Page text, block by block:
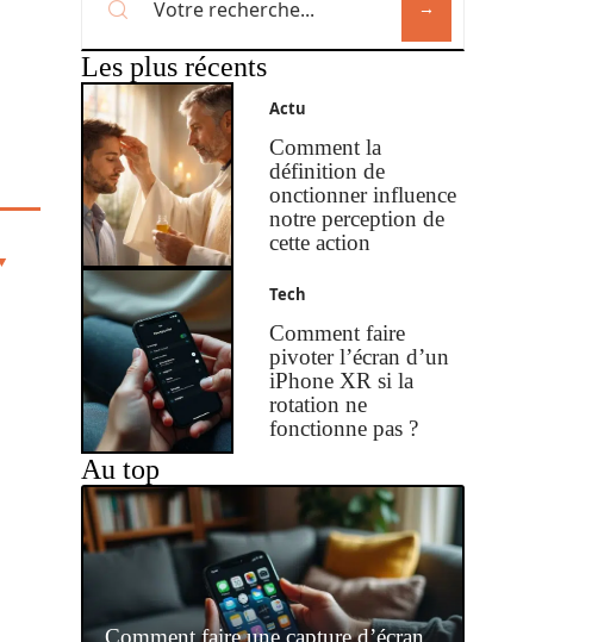
Les plus récents
Actu
Comment la
définition de
onctionner influence
notre perception de
cette action
Tech
Comment faire
pivoter l’écran d’un
iPhone XR si la
rotation ne
fonctionne pas ?
Au top
Comment faire une capture d’écran